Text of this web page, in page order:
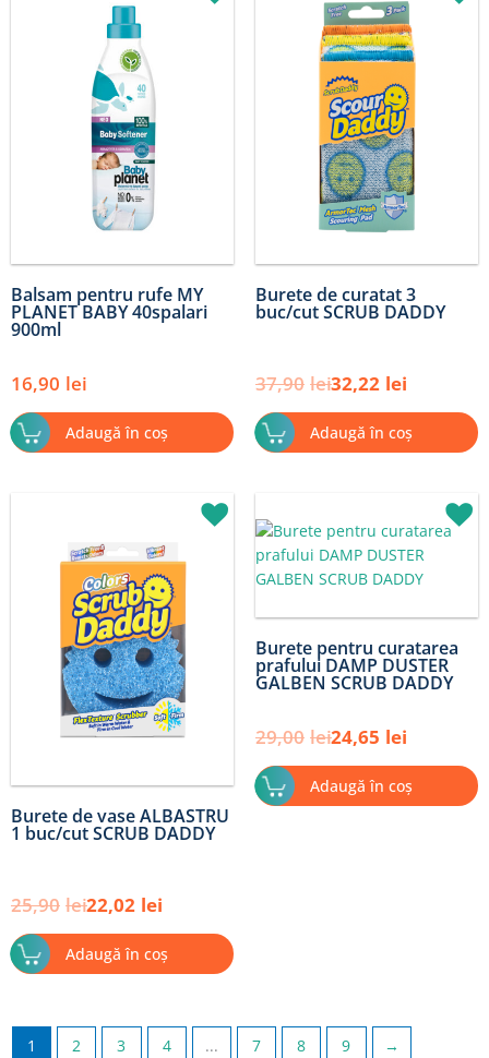
Balsam pentru rufe MY
PLANET BABY 40spalari
900ml
16,90 lei
Adaugă în coș
Burete de curatat 3
buc/cut SCRUB DADDY
37,90 lei
inițial
a
fost:
37,90lei.
32,22 lei
curent
este:
32,22lei.
Adaugă în coș
Burete de vase ALBASTRU
1 buc/cut SCRUB DADDY
25,90 lei
a
fost:
25,90lei.
22,02 lei
Prețul
curent
este:
22,02lei.
Adaugă în coș
Burete pentru curatarea
prafului DAMP DUSTER
GALBEN SCRUB DADDY
29,00 lei
inițial
a
fost:
24,65 lei
Prețul
curent
este:
24,65lei.
Adaugă în coș
1 2 3 4 ... 7 8 9 →